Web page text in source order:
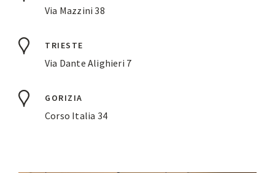
Via Mazzini 38
TRIESTE
Via Dante Alighieri 7
GORIZIA
Corso Italia 34